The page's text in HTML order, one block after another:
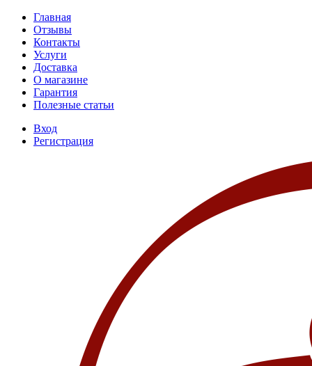
Главная
Отзывы
Контакты
Услуги
Доставка
О магазине
Гарантия
Полезные статьи
Вход
Регистрация